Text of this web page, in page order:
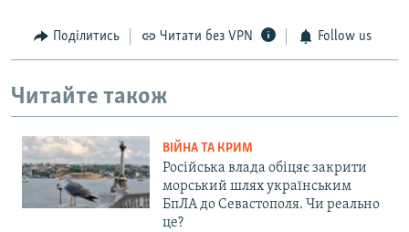
Поділитись Читати без VPN Follow us
Читайте також
ВІЙНА ТА КРИМ
Російська влада обіцяє закрити
морський шлях українським
БпЛА до Севастополя. Чи реально
це?